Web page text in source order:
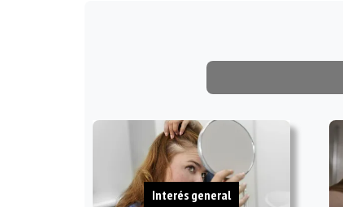
Interés general